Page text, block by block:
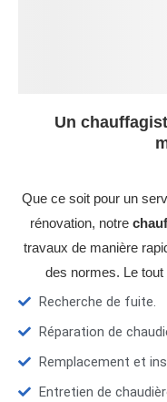
Un
Que ce soit pour un
rénovation, notre
travaux de manière
des normes. Le
Recherche de fuite.
Réparation de
Remplacement et
Entretien de